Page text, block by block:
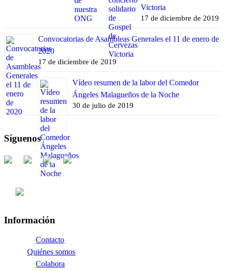
Victoria
17 de diciembre de 2019
Convocatorias de Asambleas Generales el 11 de enero de
2020
17 de diciembre de 2019
Vídeo resumen de la labor del Comedor
Ángeles Malagueños de la Noche
30 de julio de 2019
Síguenos
Información
Contacto
Quiénes somos
Colabora